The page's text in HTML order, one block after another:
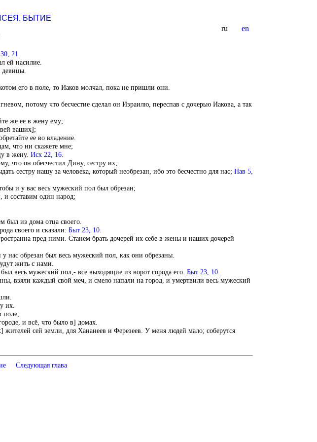
БЫТИЕ
ru en
21
ей насилие.
его в поле, то Иаков молчал, пока не пришли они.
потому что бесчестие сделал он Израилю, переспав с дочерью Иакова, а так
же ее в жену ему;
ваших];
ее во владение.
что ни скажете мне;
в жену. Исх 22, 16.
что он обесчестил Дину, сестру их;
сестру нашу за человека, который необрезан, ибо это бесчестно для нас; Нав 5,
и у вас весь мужеский пол был обрезан;
и составим один народ;
был из дома отца своего.
своего и сказали: Быт 23, 10.
пред ними. Станем брать дочерей их себе в жены и наших дочерей
обрезан был весь мужеский пол, как они обрезаны.
жить с нами.
весь мужеский пол,- все выходящие из ворот города его. Быт 23, 10.
взяли каждый свой меч, и смело напали на город, и умертвили весь мужеский
их.
поле;
и всё, что было в] домах.
сей земли, для Хананеев и Ферезеев. У меня людей мало; соберутся
Следующая глава